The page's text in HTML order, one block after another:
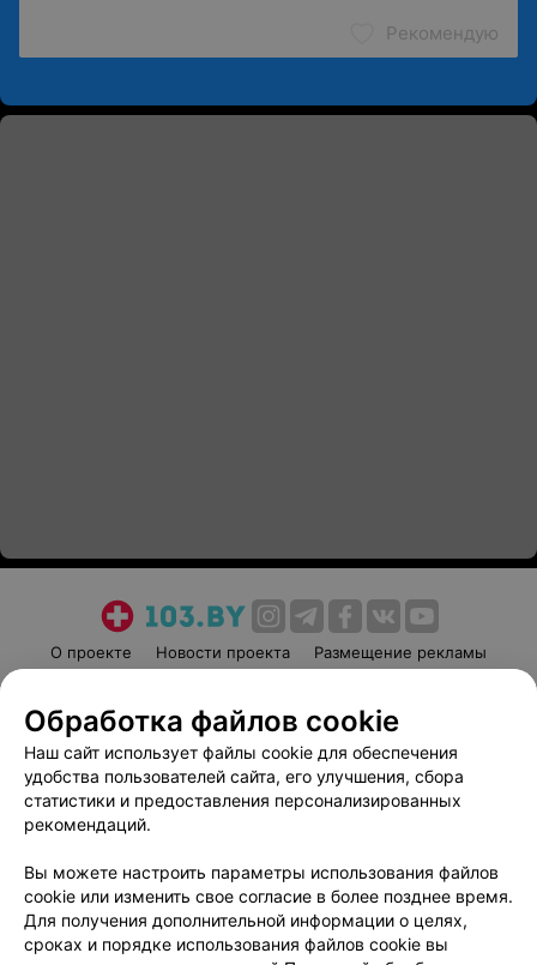
Рекомендую
О проекте Новости проекта
Размещение рекламы
Пользовательское соглашение
Способы оплаты
Вакансии
Партнеры
Написать руководителю 103.by
Обработка персональных данных
Обработка файлов cookie
Наш сайт использует файлы cookie для обеспечения
удобства пользователей сайта, его улучшения, сбора
статистики и предоставления персонализированных
рекомендаций.
Вы можете настроить параметры использования файлов
cookie или изменить свое согласие в более позднее время.
Для получения дополнительной информации о целях,
сроках и порядке использования файлов cookie вы